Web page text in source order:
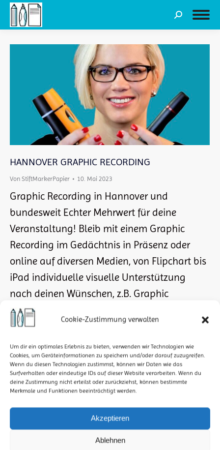
Cookie-Zustimmung verwalten
Um dir ein optimales Erlebnis zu bieten, verwenden wir Technologien wie
Cookies, um Geräteinformationen zu speichern und/oder darauf zuzugreifen.
Wenn du diesen Technologien zustimmst, können wir Daten wie das
Surfverhalten oder eindeutige IDs auf dieser Website verarbeiten. Wenn du
deine Zustimmung nicht erteilst oder zurückziehst, können bestimmte
Merkmale und Funktionen beeinträchtigt werden.
Akzeptieren
Ablehnen
Search:
HANNOVER GRAPHIC RECORDING
Von StiftMarkerPapier 10. Mai 2023
Graphic Recording in Hannover und
bundesweit Echter Mehrwert für deine
Veranstaltung! Bleib mit einem Graphic
Recording im Gedächtnis in Präsenz oder
online auf diversen Medien, von Flipchart bis
iPad individuelle visuelle Unterstützung
nach deinen Wünschen, z.B. Graphic
Recording z.B. für Tagungen, Meetings,
Teambuildings, Kickoffs, Präsentationen,
Projekttreffen und Veranstaltungen aller Art
und jeder Größe persönliche engagierte…